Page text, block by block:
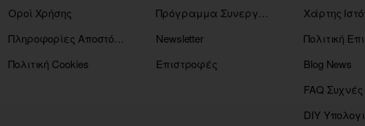
Οροί Χρήσης
Πληροφορίες Αποστόλης
Πολιτική Cookies
Πρόγραμμα Συνεργατών
Newsletter
Επιστροφές
Χάρτης
Πολιτική
Blog News
FAQ
DIY